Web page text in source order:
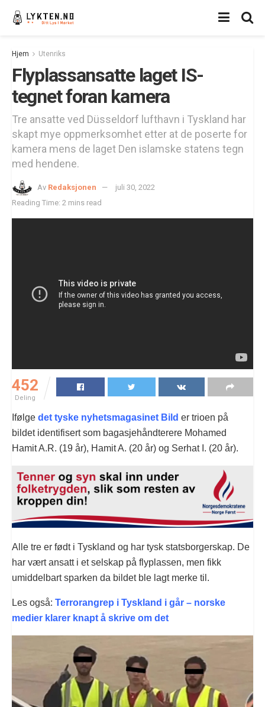
Hjem Utenriks
Flyplassansatte laget IS-
tegnet foran kamera
Tre ansatte ved Düsseldorf lufthavn i Tyskland har
skapt mye oppmerksomhet etter at de poserte for
kamera mens de laget Den islamske statens tegn
med hendene.
Av Redaksjonen
juli 30, 2022
Reading Time: 2 mins read
452
Deling
Ifølge det tyske nyhetsmagasinet Bild er trioen på
bildet identifisert som bagasjehåndterere Mohamed
Hamit A.R. (19 år), Hamit A. (20 år) og Serhat I. (20 år).
Alle tre er født i Tyskland og har tysk statsborgerskap. De
har vært ansatt i et selskap på flyplassen, men fikk
umiddelbart sparken da bildet ble lagt merke til.
Les også: Terrorangrep i Tyskland i går – norske
medier klarer knapt å skrive om det